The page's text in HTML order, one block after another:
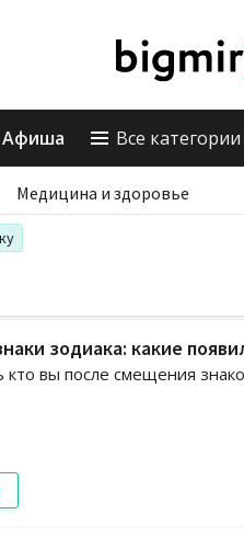
Афиша Все категории
Медицина и здоровье
зодиака: какие
кто вы после смещения